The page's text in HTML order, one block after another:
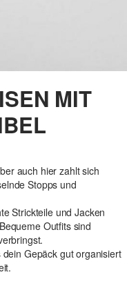
MIT
auch hier zahlt sich
Stopps und
Strickteile und Jacken
Outfits sind
Gepäck gut organisiert